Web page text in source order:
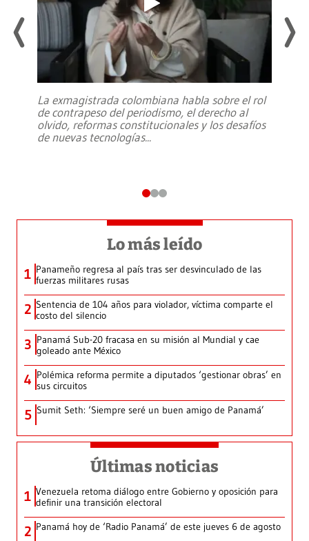
La exmagistrada colombiana habla sobre el rol
de contrapeso del periodismo, el derecho al
olvido, reformas constitucionales y los desafíos
de nuevas tecnologías...
Lo más leído
1 Panameño regresa al país tras ser desvinculado de las
fuerzas militares rusas
2 Sentencia de 104 años para violador, víctima comparte el
costo del silencio
3 Panamá Sub-20 fracasa en su misión al Mundial y cae
goleado ante México
4 Polémica reforma permite a diputados ‘gestionar obras’ en
sus circuitos
5 Sumit Seth: ‘Siempre seré un buen amigo de Panamá’
Últimas noticias
1 Venezuela retoma diálogo entre Gobierno y oposición para
definir una transición electoral
2 Panamá hoy de ‘Radio Panamá’ de este jueves 6 de agosto